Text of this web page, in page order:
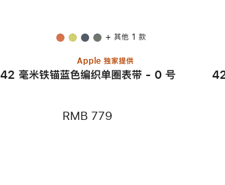
+ 其他 1 款
Apple 独家提供
42 毫米铁锚蓝色编织单圈表带 - 0 号
RMB 779